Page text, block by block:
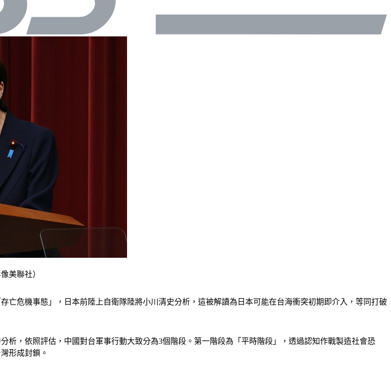
美聯社）
亡危機事態」，日本前陸上自衛隊陸將小川清史分析，這被解讀為日本可能在台海衝突初期即介入，等同打破
析，依照評估，中國對台軍事行動大致分為3個階段。第一階段為「平時階段」，透過認知作戰製造社會恐
形成封鎖。